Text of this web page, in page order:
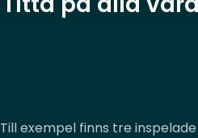
Till exempel finns tre